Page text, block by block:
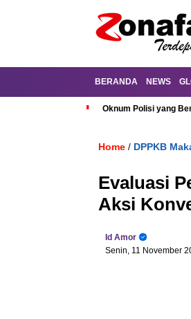
BERANDA NEWS
Oknum Polisi yang
Home / DPPKB
Evaluasi
Aksi
Id Amor
Senin, 11 November